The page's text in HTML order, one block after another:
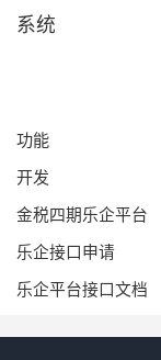
系统
功能
开发
金税四期乐企平台
乐企接口申请
乐企平台接口文档